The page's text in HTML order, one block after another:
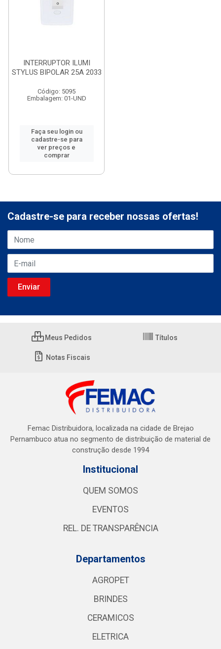
INTERRUPTOR ILUMI
STYLUS BIPOLAR 25A 2033
Código: 5095
Embalagem: 01-UND
Faça seu login ou
cadastre-se para
ver preços e
comprar
Cadastre-se para receber nossas ofertas!
Meus Pedidos Títulos
Notas Fiscais
Femac Distribuidora, localizada na cidade de Brejao
Pernambuco atua no segmento de distribuição de material de
construção desde 1994
Institucional
QUEM SOMOS
EVENTOS
REL. DE TRANSPARÊNCIA
Departamentos
AGROPET
BRINDES
CERAMICOS
ELETRICA